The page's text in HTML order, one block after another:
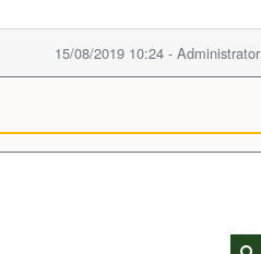
15/08/2019 10:24 - Administrator